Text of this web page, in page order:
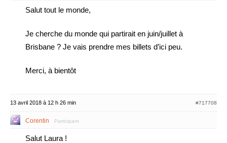
Salut tout le monde,
Je cherche du monde qui partirait en juin/juillet à
Brisbane ? Je vais prendre mes billets d’ici peu.
Merci, à bientôt
13 avril 2018 à 12 h 26 min #717708
Corentin Participant
Salut Laura !